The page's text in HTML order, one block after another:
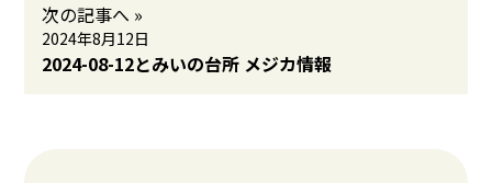
次の記事へ »
2024年8月12日
2024-08-12とみいの台所 メジカ情報